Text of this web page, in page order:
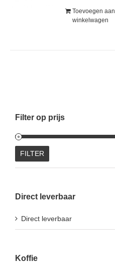
Toevoegen aan
winkelwagen
Filter op prijs
FILTER
Direct leverbaar
Direct leverbaar
Koffie